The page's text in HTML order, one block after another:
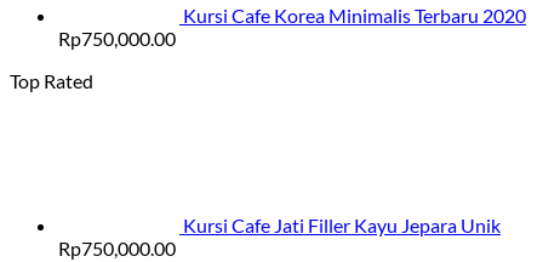
Kursi Cafe Korea Minimalis Terbaru 2020
Rp750,000.00
Top Rated
Kursi Cafe Jati Filler Kayu Jepara Unik
Rp750,000.00